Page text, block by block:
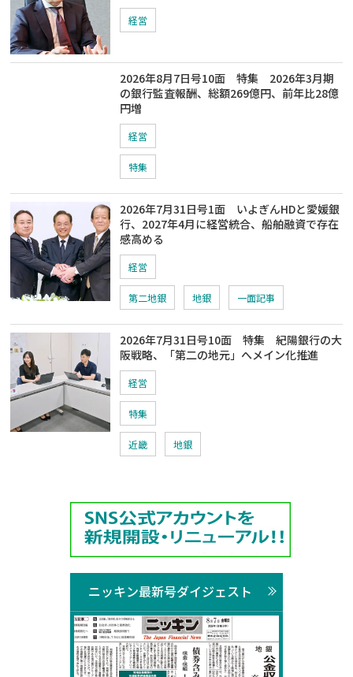
経営
2026年8月7日号10面 特集 2026年3月期
の銀行監査報酬、総額269億円、前年比28億
円増
経営
特集
2026年7月31日号1面 いよぎんHDと愛媛銀
行、2027年4月に経営統合、船舶融資で存在
感高める
経営
第二地銀 地銀 一面記事
2026年7月31日号10面 特集 紀陽銀行の大
阪戦略、「第二の地元」へメイン化推進
経営
特集
近畿 地銀
ニッキン最新号ダイジェスト